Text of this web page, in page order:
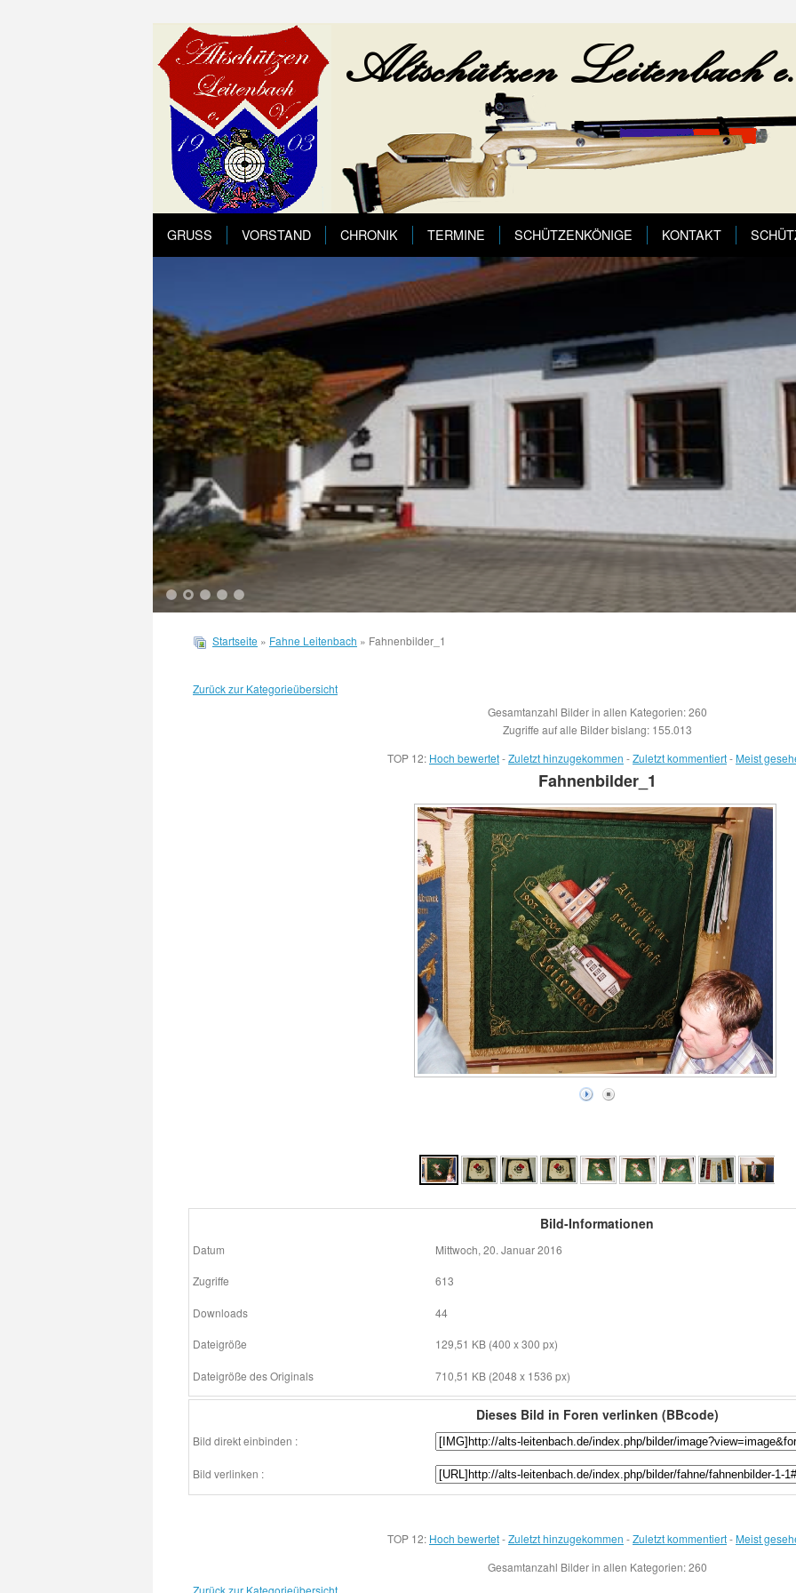
GRUSS VORSTAND CHRONIK TERMINE SCHÜTZENKÖNIGE KONTAKT
5
Startseite » Fahne Leitenbach » Fahnenbilder_1
Zurück zur Kategorieübersicht
Gesamtanzahl Bilder in allen Kategorien: 260
Zugriffe auf alle Bilder bislang: 155.013
TOP 12: Hoch bewertet-Zuletzt hinzugekommen -Zuletzt kommentiert-Meist
Fahnenbilder_1
Bild-Informationen
Datum Mittwoch, 20. Januar 2016
Zugriffe 613
Downloads 44
Dateigröße 129,51 KB (400 x 300 px)
Dateigröße des Originals 710,51 KB (2048 x 1536 px)
Dieses Bild in Foren verlinken (BBcode)
Bild direkt einbinden :
Bild verlinken :
TOP 12: Hoch bewertet-Zuletzt hinzugekommen -Zuletzt kommentiert-Meist
Gesamtanzahl Bilder in allen Kategorien: 260